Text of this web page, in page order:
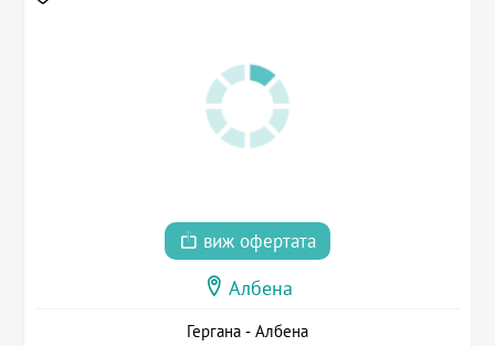
виж офертата
Албена
Гергана - Албена